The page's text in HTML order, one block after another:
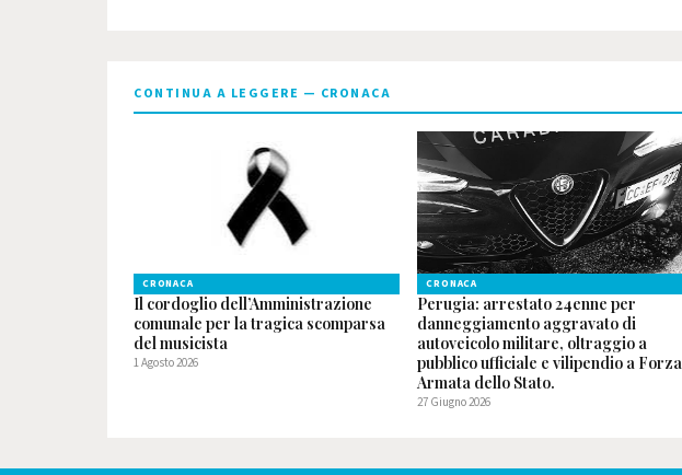
CONTINUA A LEGGERE — CRONACA
CRONACA
Il cordoglio dell’Amministrazione
comunale per la tragica scomparsa
del musicista
1 Agosto 2026
CRONACA
Perugia: arrestato 24enne per
danneggiamento aggravato di
autoveicolo militare, oltraggio a
pubblico ufficiale e vilipendio a Forza
Armata dello Stato.
27 Giugno 2026